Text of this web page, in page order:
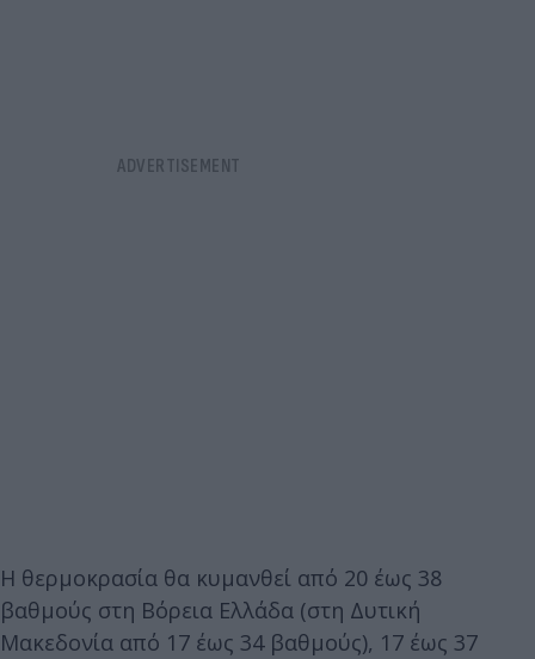
Η θερμοκρασία θα κυμανθεί από 20 έως 38
βαθμούς στη Βόρεια Ελλάδα (στη Δυτική
Μακεδονία από 17 έως 34 βαθμούς), 17 έως 37